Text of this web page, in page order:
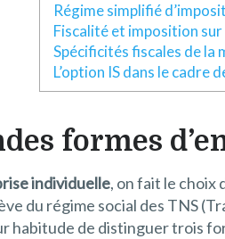
Régime simplifié
Fiscalité et imposition sur
Spécificités fiscales de la
L’option IS dans le cadre
formes
individuelle, on fait le choix
du régime social des TNS
habitude de distinguer trois